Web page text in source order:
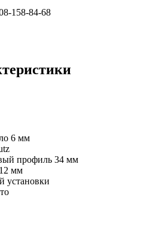
158-84-68
6 мм
профиль 34 мм
мм
установки